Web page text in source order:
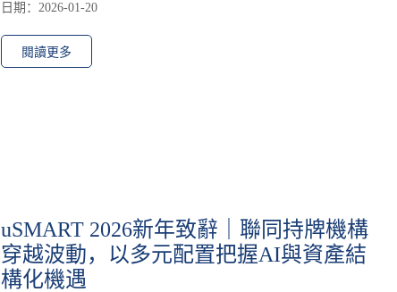
日期：2026-01-20
閱讀更多
uSMART 2026新年致辭｜聯同持牌機構
穿越波動，以多元配置把握AI與資產結
構化機遇